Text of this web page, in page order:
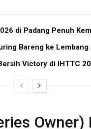
di Padang Penuh
Bareng ke
Victory di IHTTC